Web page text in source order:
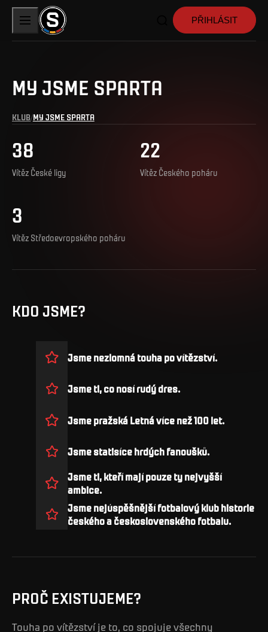
PŘIHLÁSIT
MY JSME SPARTA
KLUB MY JSME SPARTA
38
Vítěz České ligy
22
Vítěz Českého poháru
3
Vítěz Středoevropského poháru
KDO JSME?
Jsme nezlomná touha po vítězství.
Jsme ti, co nosí rudý dres.
Jsme pražská Letná více než 100 let.
Jsme statisíce hrdých fanoušků.
Jsme ti, kteří mají pouze ty nejvyšší
ambice.
Jsme nejúspěšnější fotbalový klub historie
českého a československého fotbalu.
PROČ EXISTUJEME?
Touha po vítězství je to, co spojuje všechny